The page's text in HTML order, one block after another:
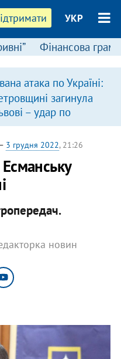
УКР
Фінансова
атака по Україні:
загинула
– удар по
3 грудня 2022, 21:26
новин